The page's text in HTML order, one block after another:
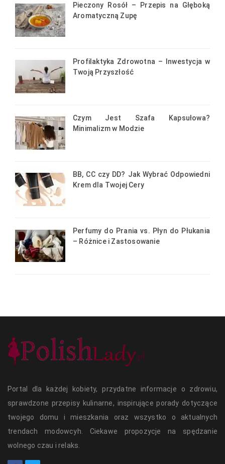
Pieczony Rosół – Przepis na Głęboką
Aromatyczną Zupę
Profilaktyka Zdrowotna – Inwestycja w
Twoją Przyszłość
Czym Jest Szafa Kapsułowa?
Minimalizm w Modzie
BB, CC czy DD? Jak Wybrać Odpowiedni
Krem dla Twojej Cery
Perfumy do Prania vs. Płyn do Płukania
– Różnice i Zastosowanie
Portal dla każdej kobiety, przydatne informacje o zdrowiu,
sprawdzone przepisy kulinarne, inspirujące porady dotyczące
twojego domu i mieszkania oraz wszystko o aktualnych
trendach modowcyh. Ciekawe propozycje na spędzanie
wolnego czau i relaks.